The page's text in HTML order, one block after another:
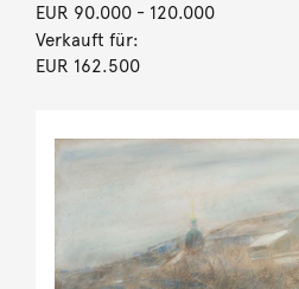
EUR 90.000- 120.000
Verkauft für:
EUR 162.500